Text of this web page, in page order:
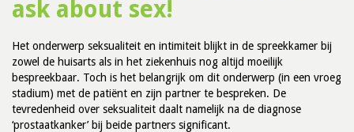
ask about sex!
Het onderwerp seksualiteit en intimiteit blijkt in de spreekkamer bij
zowel de huisarts als in het ziekenhuis nog altijd moeilijk
bespreekbaar. Toch is het belangrijk om dit onderwerp (in een vroeg
stadium) met de patiënt en zijn partner te bespreken. De
tevredenheid over seksualiteit daalt namelijk na de diagnose
‘prostaatkanker’ bij beide partners significant.